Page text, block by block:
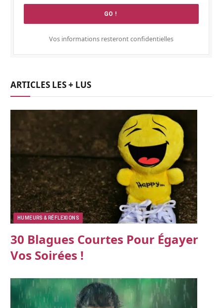
Vos informations resteront confidentielles
ARTICLES LES + LUS
HUMEURS & RÉFLEXIONS
30 Blagues Courtes Pour Égayer
Vos Soirées !